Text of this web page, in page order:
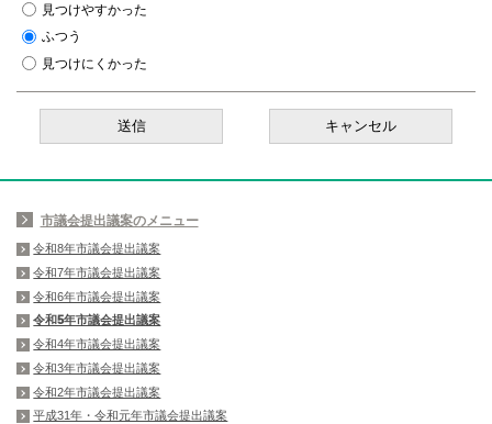
見つけやすかった
ふつう
見つけにくかった
市議会提出議案のメニュー
令和8年市議会提出議案
令和7年市議会提出議案
令和6年市議会提出議案
令和5年市議会提出議案
令和4年市議会提出議案
令和3年市議会提出議案
令和2年市議会提出議案
平成31年・令和元年市議会提出議案